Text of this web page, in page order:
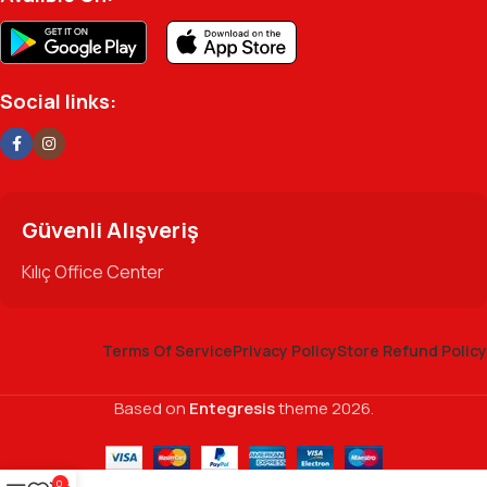
Social links:
Güvenli Alışveriş
Kılıç Office Center
Terms Of ServicePrivacy PolicyStore Refund Policy
Based on Entegresistheme2026.
0